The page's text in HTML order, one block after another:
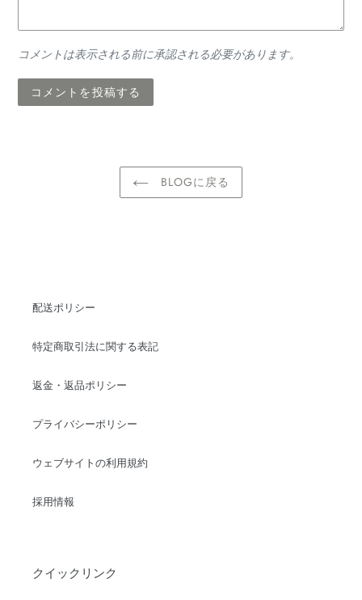
コメントは表示される前に承認される必要があります。
BLOGに戻る
配送ポリシー
特定商取引法に関する表記
返金・返品ポリシー
プライバシーポリシー
ウェブサイトの利用規約
採用情報
クイックリンク